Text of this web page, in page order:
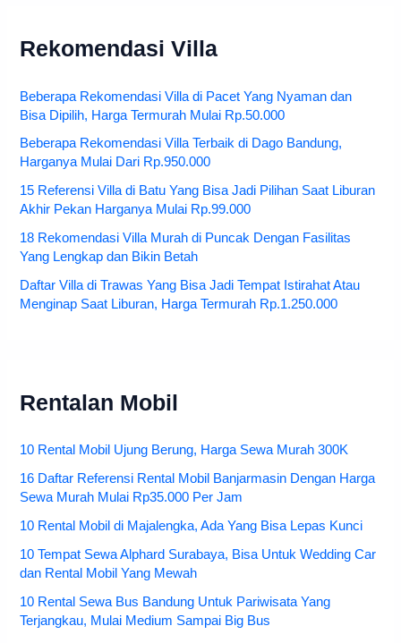
Rekomendasi Villa
Beberapa Rekomendasi Villa di Pacet Yang Nyaman dan
Bisa Dipilih, Harga Termurah Mulai Rp.50.000
Beberapa Rekomendasi Villa Terbaik di Dago Bandung,
Harganya Mulai Dari Rp.950.000
15 Referensi Villa di Batu Yang Bisa Jadi Pilihan Saat Liburan
Akhir Pekan Harganya Mulai Rp.99.000
18 Rekomendasi Villa Murah di Puncak Dengan Fasilitas
Yang Lengkap dan Bikin Betah
Daftar Villa di Trawas Yang Bisa Jadi Tempat Istirahat Atau
Menginap Saat Liburan, Harga Termurah Rp.1.250.000
Rentalan Mobil
10 Rental Mobil Ujung Berung, Harga Sewa Murah 300K
16 Daftar Referensi Rental Mobil Banjarmasin Dengan Harga
Sewa Murah Mulai Rp35.000 Per Jam
10 Rental Mobil di Majalengka, Ada Yang Bisa Lepas Kunci
10 Tempat Sewa Alphard Surabaya, Bisa Untuk Wedding Car
dan Rental Mobil Yang Mewah
10 Rental Sewa Bus Bandung Untuk Pariwisata Yang
Terjangkau, Mulai Medium Sampai Big Bus